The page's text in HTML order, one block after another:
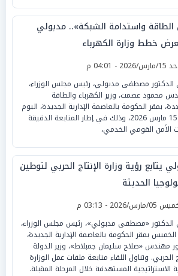
الطاقة واستدامة الشبكة».. مدبولي
خطط وزارة الكهرباء
- 04:01 م
الدكتور مصطفى مدبولي، رئيس مجلس الوزراء،
محمود عصمت، وزير الكهرباء والطاقة
بمقر الحكومة بالعاصمة الإدارية الجديدة، اليوم
الأحد 15 مارس 2026، وذلك في إطار المتابعة الدقيقة
الأمن القومي الخدمي،
يتابع رؤية وزارة الإنتاج الحربي لتوطين
الحديثة
مارس/2026 - 03:13 م
الدكتور «مصطفى مدبولي»، رئيس مجلس الوزراء،
الخميس بمقر الحكومة بالعاصمة الإدارية الجديدة،
مهندس «صلاح سليمان جمبلاط»، وزير الدولة
الحربي. وتناول اللقاء متابعة ملفات عمل الوزارة
الاستراتيجية المستهدفة خلال المرحلة المقبلة.